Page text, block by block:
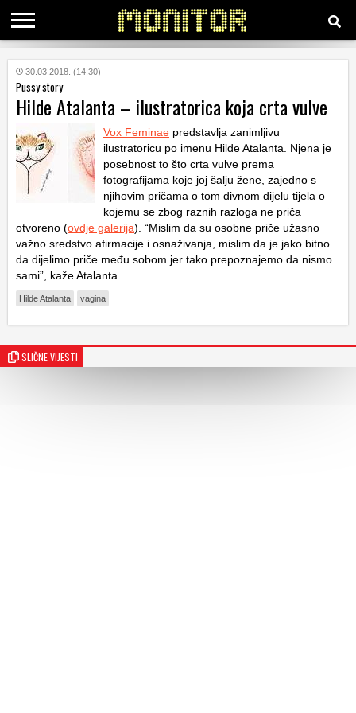
KATEGORIJE
HRVATSKI
30.03.2018. (14:30)
Pussy story
Hilde Atalanta – ilustratorica koja crta vulve
Vox Feminae predstavlja zanimljivu
ilustratoricu po imenu Hilde Atalanta. Njena je
posebnost to što crta vulve prema
fotografijama koje joj šalju žene, zajedno s
njihovim pričama o tom divnom dijelu tijela o
kojemu se zbog raznih razloga ne priča
otvoreno (ovdje galerija). “Mislim da su osobne priče užasno
važno sredstvo afirmacije i osnaživanja, mislim da je jako bitno
da dijelimo priče među sobom jer tako prepoznajemo da nismo
sami”, kaže Atalanta.
Hilde Atalanta vagina
SLIČNE VIJESTI